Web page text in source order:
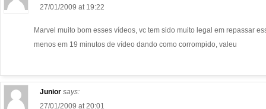
27/01/2009 at 19:22
Marvel muito bom esses vídeos, vc tem sido muito legal em repassar
menos em 19 minutos de vídeo dando como corrompido, valeu
Junior says:
27/01/2009 at 20:01